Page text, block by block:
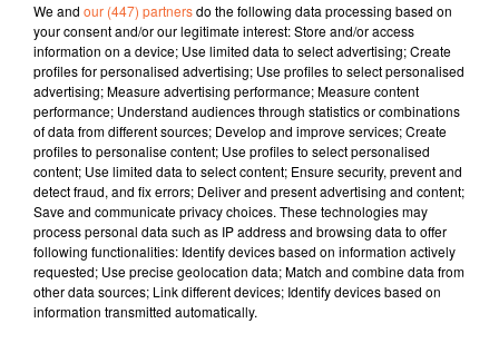
L'info près de chez vous
Présenté par Boris Blais
Les manifestants sont dans la rue, ce jeudi dans les
Deux-Sèvres contre la réforme des retraites ; ça a
commencé ce matin à Thouars et Niort, ça continue cet
AM à Bressuire et Parthenay
Si vous cherchez un job d’été, c’est possible grâce au
forum des jobs saisonniers organisé à Thouars
demain après-midi : les plus grands recruteurs de la
région sera là, comme le parc de la Vallée à Massais
We and our (447) partnersdo the following data processing based on
your consent and/or our legitimate interest: Store and/or access
information on a device; Use limited data to select advertising; Create
profiles for personalised advertising; Use profiles to select personalised
advertising; Measure advertising performance; Measure content
performance; Understand audiences through statistics or combinations
of data from different sources; Develop and improve services; Create
profiles to personalise content; Use profiles to select personalised
content; Use limited data to select content; Ensure security, prevent and
detect fraud, and fix errors; Deliver and present advertising and content;
Save and communicate privacy choices. These technologies may
process personal data such as IP address and browsing data to offer
following functionalities: Identify devices based on information actively
requested; Use precise geolocation data; Match and combine data from
other data sources; Link different devices; Identify devices based on
information transmitted automatically.